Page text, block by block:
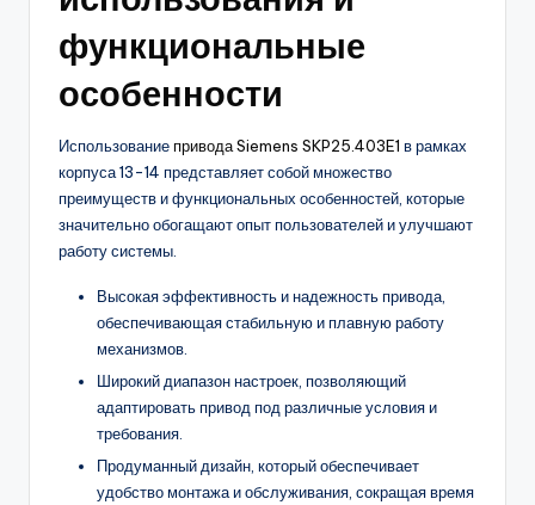
функциональные
особенности
Использованиепривода Siemens SKP25.403E1 в рамках
корпуса 13-14 представляет собой множество
преимуществ и функциональных особенностей, которые
значительно обогащают опыт пользователей и улучшают
работу системы.
Высокая эффективность и надежность привода,
обеспечивающая стабильную и плавную работу
механизмов.
Широкий диапазон настроек, позволяющий
адаптировать привод под различные условия и
требования.
Продуманный дизайн, который обеспечивает
удобство монтажа и обслуживания, сокращая время